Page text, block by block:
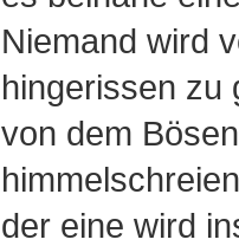
Niemand wird
hingerissen zu
von dem
der eine wird